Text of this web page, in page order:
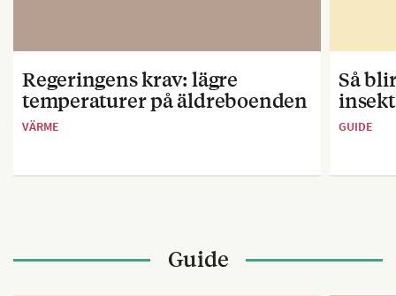
Regeringens krav: lägre
temperaturer på äldreboenden
VÄRME
Så
GUIDE
Guide